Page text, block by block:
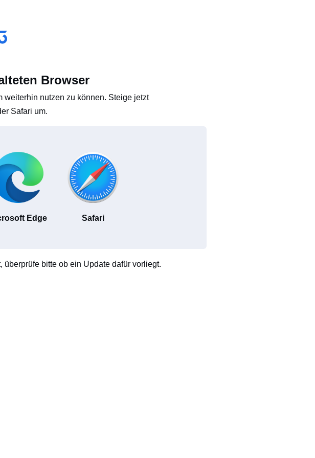
Browser
weiterhin nutzen zu können. Steige jetzt
Safari um.
Edge Safari
bitte ob ein Update dafür vorliegt.